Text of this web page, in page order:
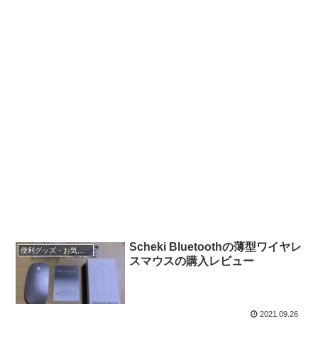
便利グッズ・お気に入り小物
Scheki Bluetoothの薄型ワイヤレ
スマウスの購入レビュー
2021.09.26